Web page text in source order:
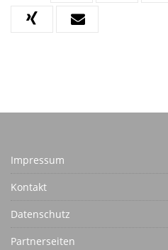
Impressum
Kontakt
Datenschutz
Partnerseiten